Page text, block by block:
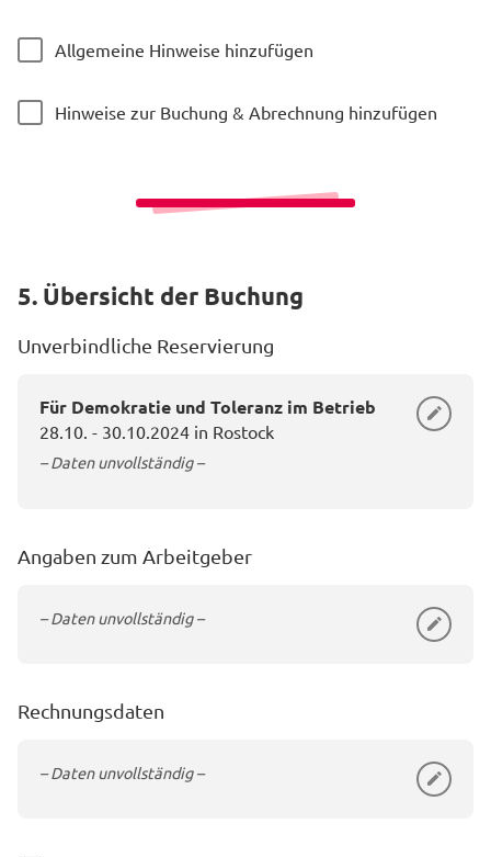
Allgemeine Hinweise hinzufügen
Hinweise zur Buchung & Abrechnung hinzufügen
5. Übersicht der Buchung
Unverbindliche Reservierung
Für Demokratie und Toleranz im Betrieb
28.10. - 30.10.2024 in Rostock
– Daten unvollständig –
Angaben zum Arbeitgeber
– Daten unvollständig –
Rechnungsdaten
– Daten unvollständig –